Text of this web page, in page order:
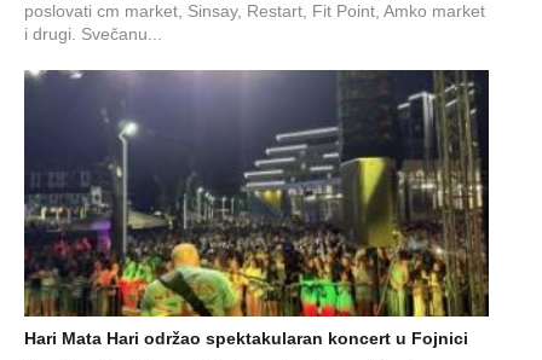
poslovati cm market, Sinsay, Restart, Fit Point, Amko market
i drugi. Svečanu...
Hari Mata Hari održao spektakularan koncert u Fojnici